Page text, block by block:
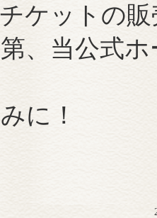
ケットの
、当公式
に！